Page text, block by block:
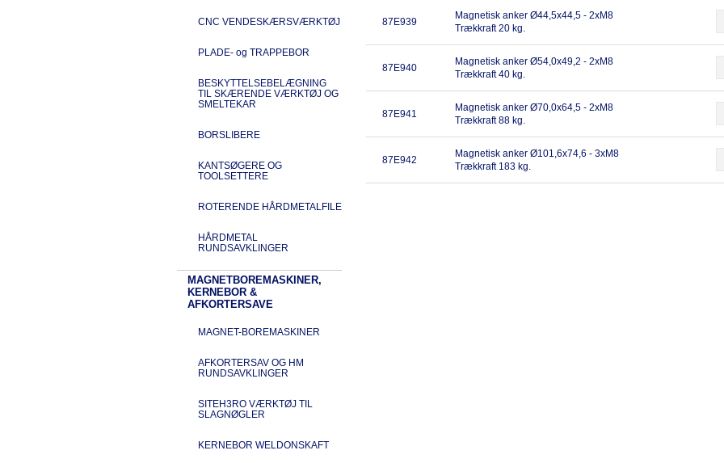
CNC VENDESKÆRSVÆRKTØJ
PLADE- og TRAPPEBOR
BESKYTTELSEBELÆGNING
TIL SKÆRENDE VÆRKTØJ OG
SMELTEKAR
BORSLIBERE
KANTSØGERE OG
TOOLSETTERE
ROTERENDE HÅRDMETALFILE
HÅRDMETAL
RUNDSAVKLINGER
MAGNETBOREMASKINER,
KERNEBOR &
AFKORTERSAVE
MAGNET-BOREMASKINER
AFKORTERSAV OG HM
RUNDSAVKLINGER
SITEH3RO VÆRKTØJ TIL
SLAGNØGLER
KERNEBOR WELDONSKAFT
87E939
Magnetisk anker Ø44,5x44,5 - 2xM8
Trækkraft 20 kg.
87E940
Magnetisk anker Ø54,0x49,2 - 2xM8
Trækkraft 40 kg.
87E941
Magnetisk anker Ø70,0x64,5 - 2xM8
Trækkraft 88 kg.
87E942
Magnetisk anker Ø101,6x74,6 - 3xM8
Trækkraft 183 kg.